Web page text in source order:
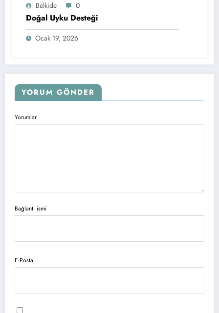
Belkide 0
Doğal Uyku Desteği
Ocak 19, 2026
YORUM GÖNDER
Yorumlar
Bağlantı ismi
E-Posta